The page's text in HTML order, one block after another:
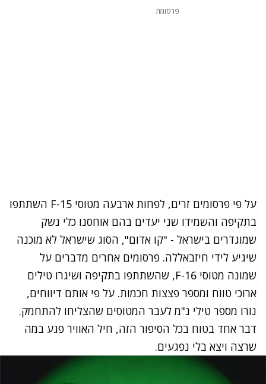
פרסומת
על פי פרסומים זרים, לפחות ארבעה מטוסי F-15 השתתפו
בתקיפה והשמידו שני יעדים בהם אוחסנו כלי נשק
שמוגדרים בישראל - "קו אדום", הסוג שישראל לא מוכנה
שיגיע לידי חיזבאללה. פרסומים אחרים מדברים על
שמונה מטוסי F-16, שהשתתפו בתקיפה ושיגרו טילים
ארוכי טווח ומספר פצצות חכמות. על פי אותם דיווחים,
נורו מספר טילי נ"מ לעבר המטוסים שהצליחו להתחמק.
דבר אחד בטוח בכל הסיפור הזה, חיל האוויר פגע במה
שרצה ויצא בלי נפגעים.